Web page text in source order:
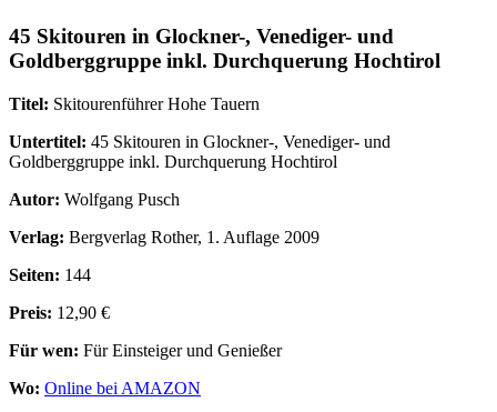
45 Skitouren in Glockner-, Venediger- und
Goldberggruppe inkl. Durchquerung Hochtirol
Titel: Skitourenführer Hohe Tauern
Untertitel: 45 Skitouren in Glockner-, Venediger- und
Goldberggruppe inkl. Durchquerung Hochtirol
Autor: Wolfgang Pusch
Verlag: Bergverlag Rother, 1. Auflage 2009
Seiten: 144
Preis: 12,90 €
Für wen: Für Einsteiger und Genießer
Wo: Online bei AMAZON